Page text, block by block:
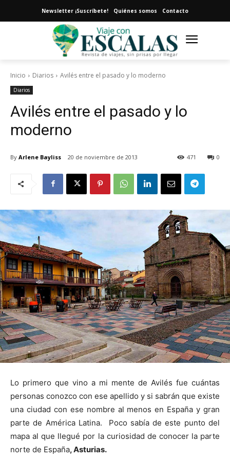
Newsletter ¡Suscríbete! Quiénes somos Contacto
Inicio Diarios Avilés entre el pasado y lo moderno
Diarios
Avilés entre el pasado y lo
moderno
By Arlene Bayliss 20 de noviembre de 2013 0
471
Lo primero que vino a mi mente de Avilés fue cuántas
personas conozco con ese apellido y si sabrán que existe
una ciudad con ese nombre al menos en España y gran
parte de América Latina. Poco sabía de este punto del
mapa al que llegué por la curiosidad de conocer la parte
norte de España, Asturias.